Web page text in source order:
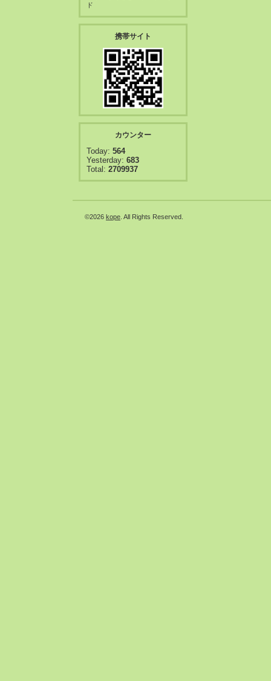
ド
携帯サイト
カウンター
Today: 564
Yesterday: 683
Total: 2709937
©2026 kope . All Rights Reserved.